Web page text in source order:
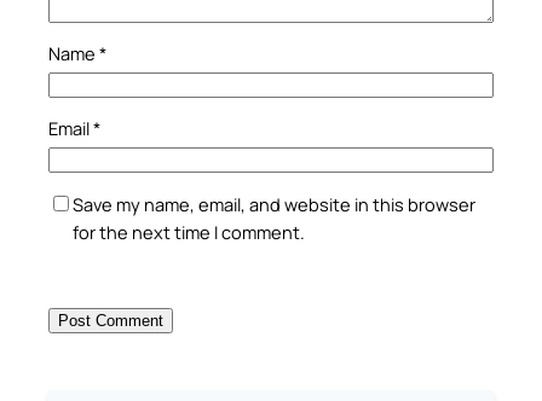
Name *
Email*
Save my name, email, and website in this browser
for the next time I comment.